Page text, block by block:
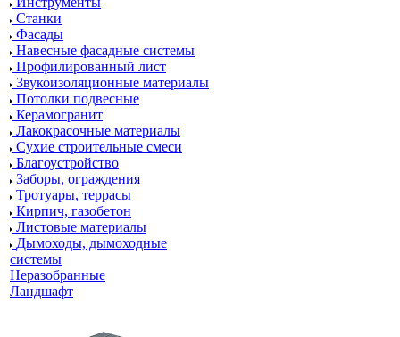
Станки
Фасады
Навесные фасадные системы
Профилированный лист
Звукоизоляционные материалы
Потолки подвесные
Керамогранит
Лакокрасочные материалы
Сухие строительные смеси
Благоустройство
Заборы, ограждения
Тротуары, террасы
Кирпич, газобетон
Листовые материалы
Дымоходы, дымоходные
системы
Неразобранные
Ландшафт